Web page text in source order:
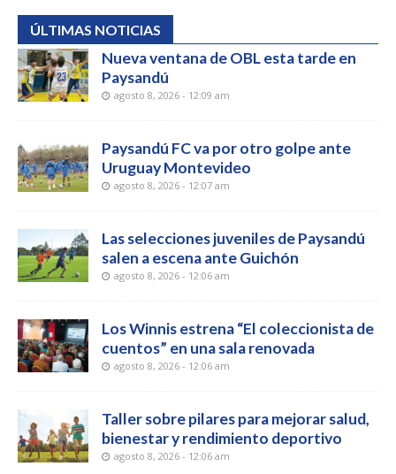
ÚLTIMAS NOTICIAS
Nueva ventana de OBL esta tarde en
Paysandú
agosto 8, 2026 - 12:09 am
Paysandú FC va por otro golpe ante
Uruguay Montevideo
agosto 8, 2026 - 12:07 am
Las selecciones juveniles de Paysandú
salen a escena ante Guichón
agosto 8, 2026 - 12:06 am
Los Winnis estrena “El coleccionista de
cuentos” en una sala renovada
agosto 8, 2026 - 12:06 am
Taller sobre pilares para mejorar salud,
bienestar y rendimiento deportivo
agosto 8, 2026 - 12:06 am